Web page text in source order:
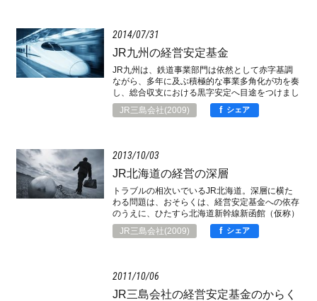
2014 07 31
JR九州の経営安定基金
JR九州は、鉄道事業部門は依然として赤字基調
ながら、多年に及ぶ積極的な事業多角化が功を奏
し、総合収支における黒字安定へ目途をつけまし
た。そこで、悲願の株式上場へ向けて、準備が進
められています。そのなかで浮上してきたのが、
JR三島会社(2009) f シェア
2013 10 03
JR北海道の経営の深層
トラブルの相次いでいるJR北海道。深層に横た
わる問題は、おそらくは、経営安定基金への依存
のうえに、ひたすら北海道新幹線新函館（仮称）
開業へ向けて突き進んでいく経営姿勢にあるので
はないでしょうか。この問題を、同様な条件下に
JR三島会社(2009) f シェア
2011 10 06
JR三島会社の経営安定基金のからく